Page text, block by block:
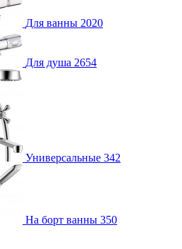
Для ванны 2020
Для душа 2654
Универсальные 342
На борт ванны 350